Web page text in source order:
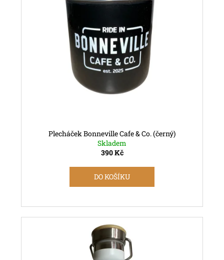
Plecháček Bonneville Cafe & Co. (černý)
Skladem
390 Kč
DO KOŠÍKU